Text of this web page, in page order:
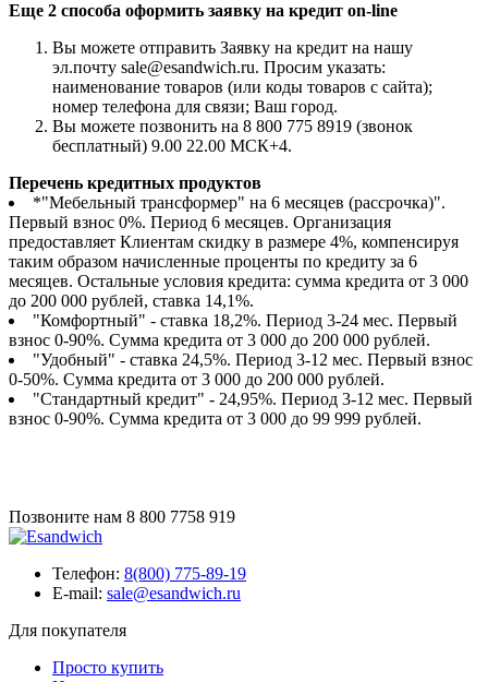
Еще 2 способа оформить заявку на кредит on-line
Вы можете отправить Заявку на кредит на нашу
эл.почту sale@esandwich.ru. Просим указать:
наименование товаров (или коды товаров с сайта);
номер телефона для связи; Ваш город.
Вы можете позвонить на 8 800 775 8919 (звонок
бесплатный) 9.00 22.00 МСК+4.
Перечень кредитных продуктов
*"Мебельный трансформер" на 6 месяцев (рассрочка)".
Первый взнос 0%. Период 6 месяцев. Организация
предоставляет Клиентам скидку в размере 4%, компенсируя
таким образом начисленные проценты по кредиту за 6
месяцев. Остальные условия кредита: сумма кредита от 3 000
до 200 000 рублей, ставка 14,1%.
"Комфортный" - ставка 18,2%. Период 3-24 мес. Первый
взнос 0-90%. Сумма кредита от 3 000 до 200 000 рублей.
"Удобный" - ставка 24,5%. Период 3-12 мес. Первый взнос
0-50%. Сумма кредита от 3 000 до 200 000 рублей.
"Стандартный кредит" - 24,95%. Период 3-12 мес. Первый
взнос 0-90%. Сумма кредита от 3 000 до 99 999 рублей.
Позвоните нам 8 800 7758 919
Телефон: 8(800) 775-89-19
E-mail: sale@esandwich.ru
Для покупателя
Просто купить